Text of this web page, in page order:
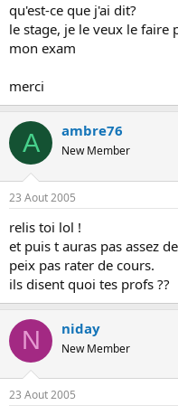
qu'est-ce que j'ai dit?
le stage, je le veux le faire
mon exam
merci
A ambre76
New Member
23 Aout 2005
relis toi lol !
et puis t auras pas assez
peix pas rater de cours.
ils disent quoi tes profs ??
N niday
New Member
23 Aout 2005